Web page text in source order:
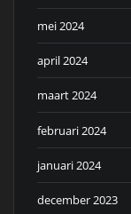
mei 2024
april 2024
maart 2024
februari 2024
januari 2024
december 2023